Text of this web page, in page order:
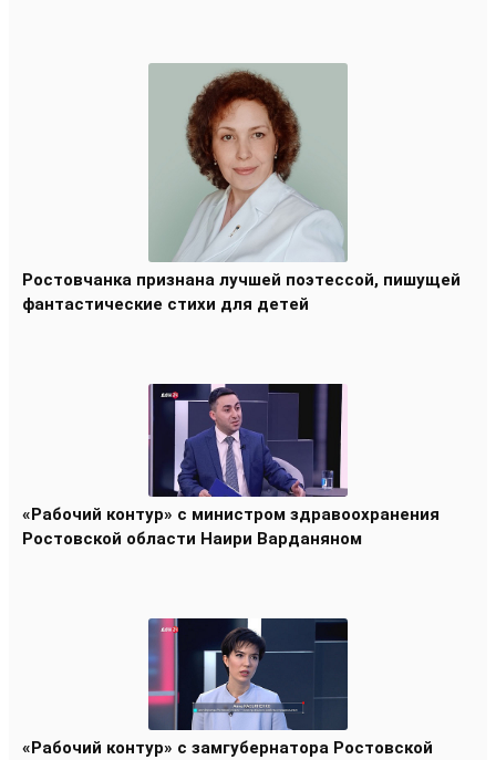
Ростовчанка признана лучшей поэтессой, пишущей
фантастические стихи для детей
«Рабочий контур» с министром здравоохранения
Ростовской области Наири Варданяном
«Рабочий контур» с замгубернатора Ростовской